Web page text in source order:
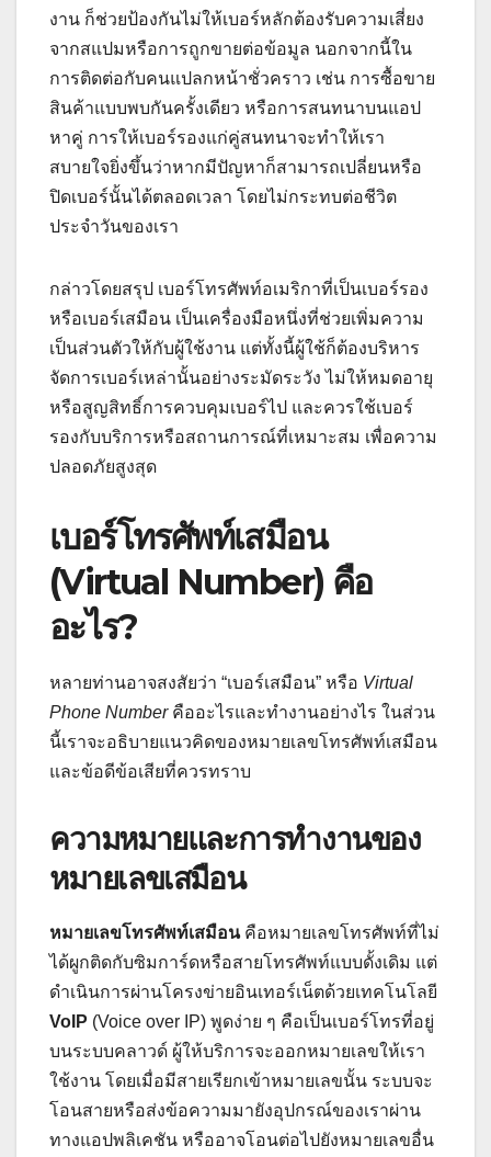
งาน ก็ช่วยป้องกันไม่ให้เบอร์หลักต้องรับความเสี่ยง
จากสแปมหรือการถูกขายต่อข้อมูล นอกจากนี้ใน
การติดต่อกับคนแปลกหน้าชั่วคราว เช่น การซื้อขาย
สินค้าแบบพบกันครั้งเดียว หรือการสนทนาบนแอป
หาคู่ การให้เบอร์รองแก่คู่สนทนาจะทำให้เรา
สบายใจยิ่งขึ้นว่าหากมีปัญหาก็สามารถเปลี่ยนหรือ
ปิดเบอร์นั้นได้ตลอดเวลา โดยไม่กระทบต่อชีวิต
ประจำวันของเรา
กล่าวโดยสรุป เบอร์โทรศัพท์อเมริกาที่เป็นเบอร์รอง
หรือเบอร์เสมือน เป็นเครื่องมือหนึ่งที่ช่วยเพิ่มความ
เป็นส่วนตัวให้กับผู้ใช้งาน แต่ทั้งนี้ผู้ใช้ก็ต้องบริหาร
จัดการเบอร์เหล่านั้นอย่างระมัดระวัง ไม่ให้หมดอายุ
หรือสูญสิทธิ์การควบคุมเบอร์ไป และควรใช้เบอร์
รองกับบริการหรือสถานการณ์ที่เหมาะสม เพื่อความ
ปลอดภัยสูงสุด
เบอร์โทรศัพท์เสมือน
(Virtual Number) คือ
อะไร?
หลายท่านอาจสงสัยว่า “เบอร์เสมือน” หรือ Virtual
Phone Numberคืออะไรและทำงานอย่างไร ในส่วน
นี้เราจะอธิบายแนวคิดของหมายเลขโทรศัพท์เสมือน
และข้อดีข้อเสียที่ควรทราบ
ความหมายและการทำงานของ
หมายเลขเสมือน
หมายเลขโทรศัพท์เสมือนคือหมายเลขโทรศัพท์ที่ไม่
ได้ผูกติดกับซิมการ์ดหรือสายโทรศัพท์แบบดั้งเดิม แต่
ดำเนินการผ่านโครงข่ายอินเทอร์เน็ตด้วยเทคโนโลยี
VoIP (Voice over IP) พูดง่าย ๆ คือเป็นเบอร์โทรที่อยู่
บนระบบคลาวด์ ผู้ให้บริการจะออกหมายเลขให้เรา
ใช้งาน โดยเมื่อมีสายเรียกเข้าหมายเลขนั้น ระบบจะ
โอนสายหรือส่งข้อความมายังอุปกรณ์ของเราผ่าน
ทางแอปพลิเคชัน หรืออาจโอนต่อไปยังหมายเลขอื่น